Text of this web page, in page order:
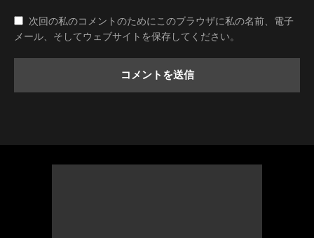
次回の私のコメントのためにこのブラウザに私の名前、電子
メール、そしてウェブサイトを保存してください。